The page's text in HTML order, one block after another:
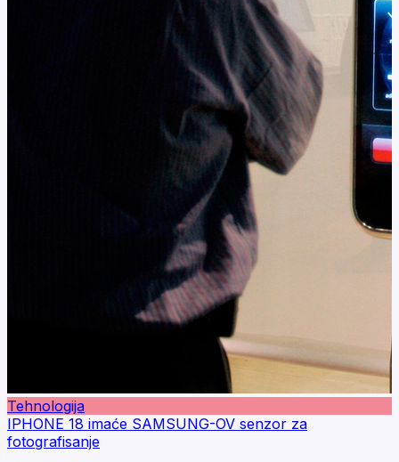
Tehnologija
IPHONE 18 imaće SAMSUNG-OV senzor za
fotografisanje